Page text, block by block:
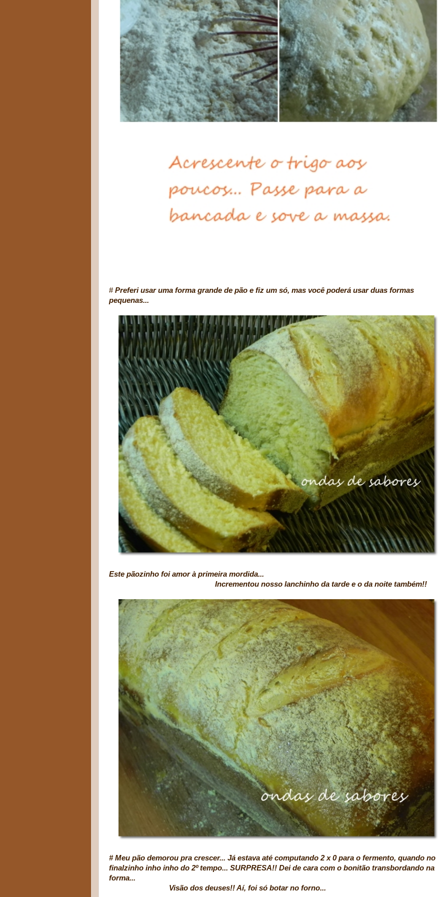
#Preferi usar uma forma grande de pão e fiz um só, mas você poderá usar duas formas
pequenas...
Este pãozinho foi amor à primeira mordida...
Incrementou nosso lanchinho da tarde e o da noite também!!
# Meu pão demorou pra crescer... Já estava até computando 2 x 0 para o fermento, quando no
finalzinho inho inho do 2º tempo... SURPRESA!! Dei de cara com o bonitão transbordando na
forma...
Visão dos deuses!! Aí, foi só botar no forno...